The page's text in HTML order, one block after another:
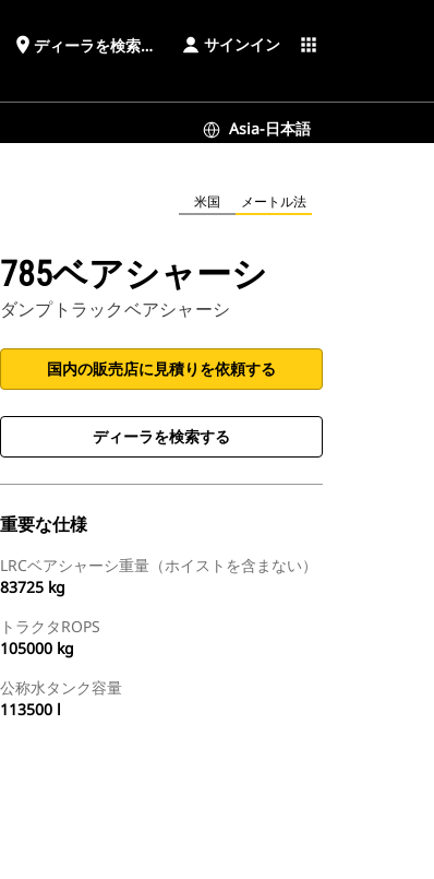
place ディーラを検索する サインイン apps
Asia-日本語
米国 メートル法
785ベアシャーシ
ダンプトラックベアシャーシ
国内の販売店に見積りを依頼する
ディーラを検索する
重要な仕様
LRCベアシャーシ重量（ホイストを含まない）
83725 kg
トラクタROPS
105000 kg
公称水タンク容量
113500 l